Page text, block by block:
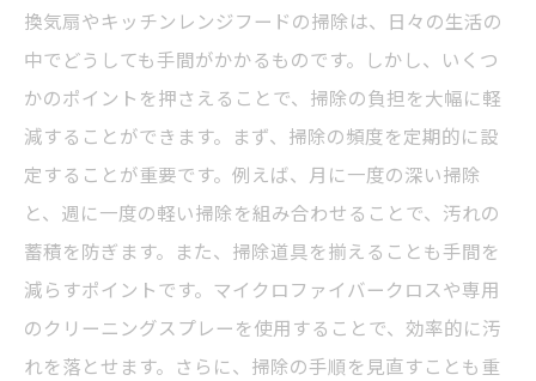
換気扇やキッチンレンジフードの掃除は、日々の生活の
中でどうしても手間がかかるものです。しかし、いくつ
かのポイントを押さえることで、掃除の負担を大幅に軽
減することができます。まず、掃除の頻度を定期的に設
定することが重要です。例えば、月に一度の深い掃除
と、週に一度の軽い掃除を組み合わせることで、汚れの
蓄積を防ぎます。また、掃除道具を揃えることも手間を
減らすポイントです。マイクロファイバークロスや専用
のクリーニングスプレーを使用することで、効率的に汚
れを落とせます。さらに、掃除の手順を見直すことも重